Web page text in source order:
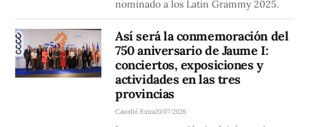
nominado a los Latin Grammy 2025.
Así será la conmemoración del
750 aniversario de Jaume I:
conciertos, exposiciones y
actividades en las tres
provincias
Castelló Extra20/07/2026